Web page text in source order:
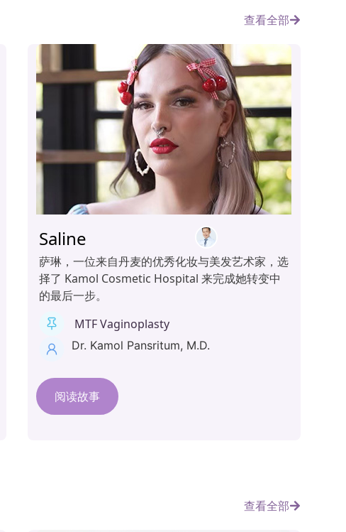
查看全部
Saline
萨琳，一位来自丹麦的优秀化妆与美发艺术家，选
择了 Kamol Cosmetic Hospital 来完成她转变中
的最后一步。
MTF Vaginoplasty
Dr. Kamol Pansritum, M.D.
阅读故事
查看全部